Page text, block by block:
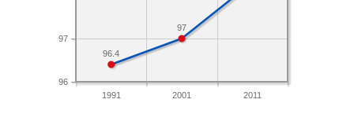
1991 2001 2011
96
97
97
96.4